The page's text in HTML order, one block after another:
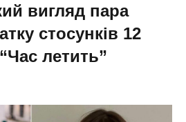
вигляд пара
стосунків 12
летить”